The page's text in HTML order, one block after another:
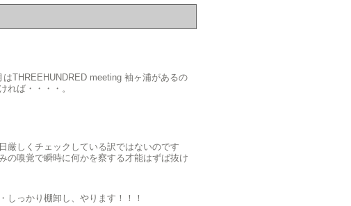
THREEHUNDRED meeting 袖ヶ浦があるの
れば・・・・。
厳しくチェックしている訳ではないのです
の嗅覚で瞬時に何かを察する才能はずば抜け
しっかり棚卸し、やります！！！